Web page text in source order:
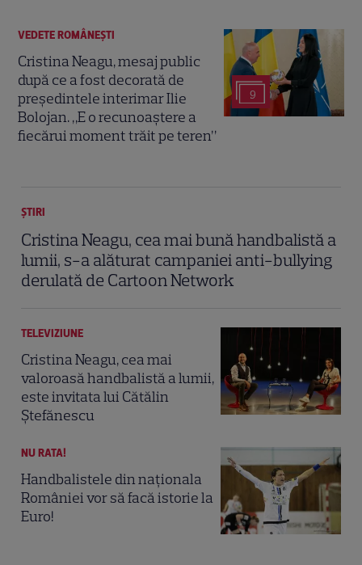
9
VEDETE ROMÂNEŞTI
Cristina Neagu, mesaj public
după ce a fost decorată de
președintele interimar Ilie
Bolojan. „E o recunoaștere a
fiecărui moment trăit pe teren”
ȘTIRI
Cristina Neagu, cea mai bună handbalistă a
lumii, s-a alăturat campaniei anti-bullying
derulată de Cartoon Network
TELEVIZIUNE
Cristina Neagu, cea mai
valoroasă handbalistă a lumii,
este invitata lui Cătălin
Ştefănescu
NU RATA!
Handbalistele din naționala
României vor să facă istorie la
Euro!